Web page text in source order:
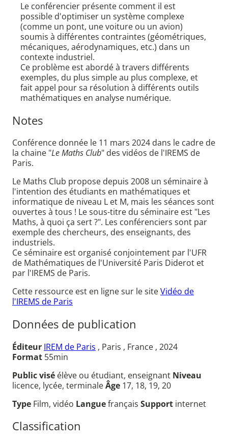
Le conférencier présente comment il est
possible d'optimiser un système complexe
(comme un pont, une voiture ou un avion)
soumis à différentes contraintes (géométriques,
mécaniques, aérodynamiques, etc.) dans un
contexte industriel.
Ce problème est abordé à travers différents
exemples, du plus simple au plus complexe, et
fait appel pour sa résolution à différents outils
mathématiques en analyse numérique.
Notes
Conférence donnée le 11 mars 2024 dans le cadre de
la chaine "Le Maths Club" des vidéos de l'IREMS de
Paris.
Le Maths Club propose depuis 2008 un séminaire à
l'intention des étudiants en mathématiques et
informatique de niveau L et M, mais les séances sont
ouvertes à tous ! Le sous-titre du séminaire est "Les
Maths, à quoi ça sert ?". Les conférenciers sont par
exemple des chercheurs, des enseignants, des
industriels.
Ce séminaire est organisé conjointement par l'UFR
de Mathématiques de l'Université Paris Diderot et
par l'IREMS de Paris.
Cette ressource est en ligne sur le siteVidéo de
l'IREMS de Paris
Données de publication
Éditeur IREM de Paris , Paris , France , 2024
Format 55min
Public visé élève ou étudiant, enseignant Niveau
licence, lycée, terminaleÂge 17, 18, 19, 20
Type Film, vidéo Languefrançais Support internet
Classification